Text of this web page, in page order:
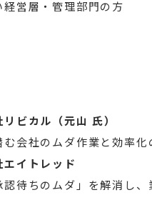
営層・管理部門の方
ビカル（元山 氏）
会社のムダ作業と効率化
イトレッド
待ちのムダ」を解消し